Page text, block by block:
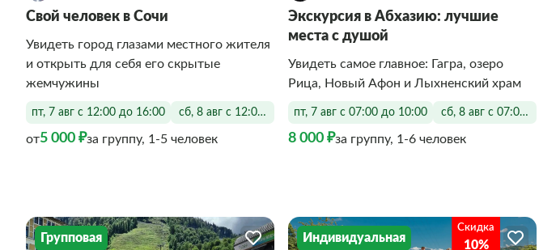
Свой человек в Сочи
Увидеть город глазами местного жителя
и открыть для себя его скрытые
жемчужины
пт, 7 авг с 12:00 до 16:00 сб, 8 авг с 12:00 до 16:00
от5 000 ₽за группу, 1-5 человек
Экскурсия в Абхазию: лучшие
места с душой
Увидеть самое главное: Гагра, озеро
Рица, Новый Афон и Лыхненский храм
пт, 7 авг с 07:00 до 10:00 сб, 8 авг с 07:00
8 000 ₽за группу, 1-6 человек
Групповая
Скидка
10%
Индивидуальная